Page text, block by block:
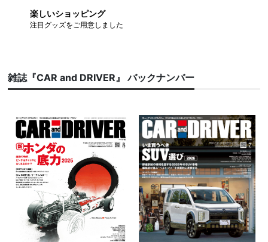
楽しいショッピング
注目グッズをご用意しました
雑誌『CAR and DRIVER』 バックナンバー